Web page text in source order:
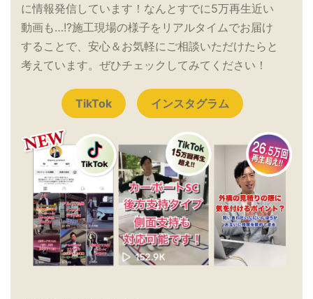
に情報発信しています！なんとすでに5万再生近い
動画も…!?施工現場の様子をリアルタイムでお届け
することで、安心＆お気軽にご相談いただけたらと
考えています。ぜひチェックしてみてください！
TikTok インスタグラム